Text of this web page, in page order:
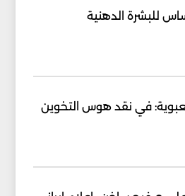
للبشرة الدهنية
في نقد هوس التخوين